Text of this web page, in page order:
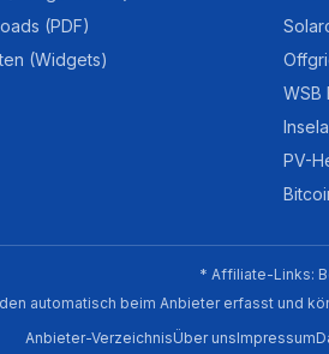
(PDF)
(Widgets)
WSB
PV-
* Affiliate-Links:
automatisch beim Anbieter erfasst und
Anbieter-VerzeichnisÜber unsImpressum